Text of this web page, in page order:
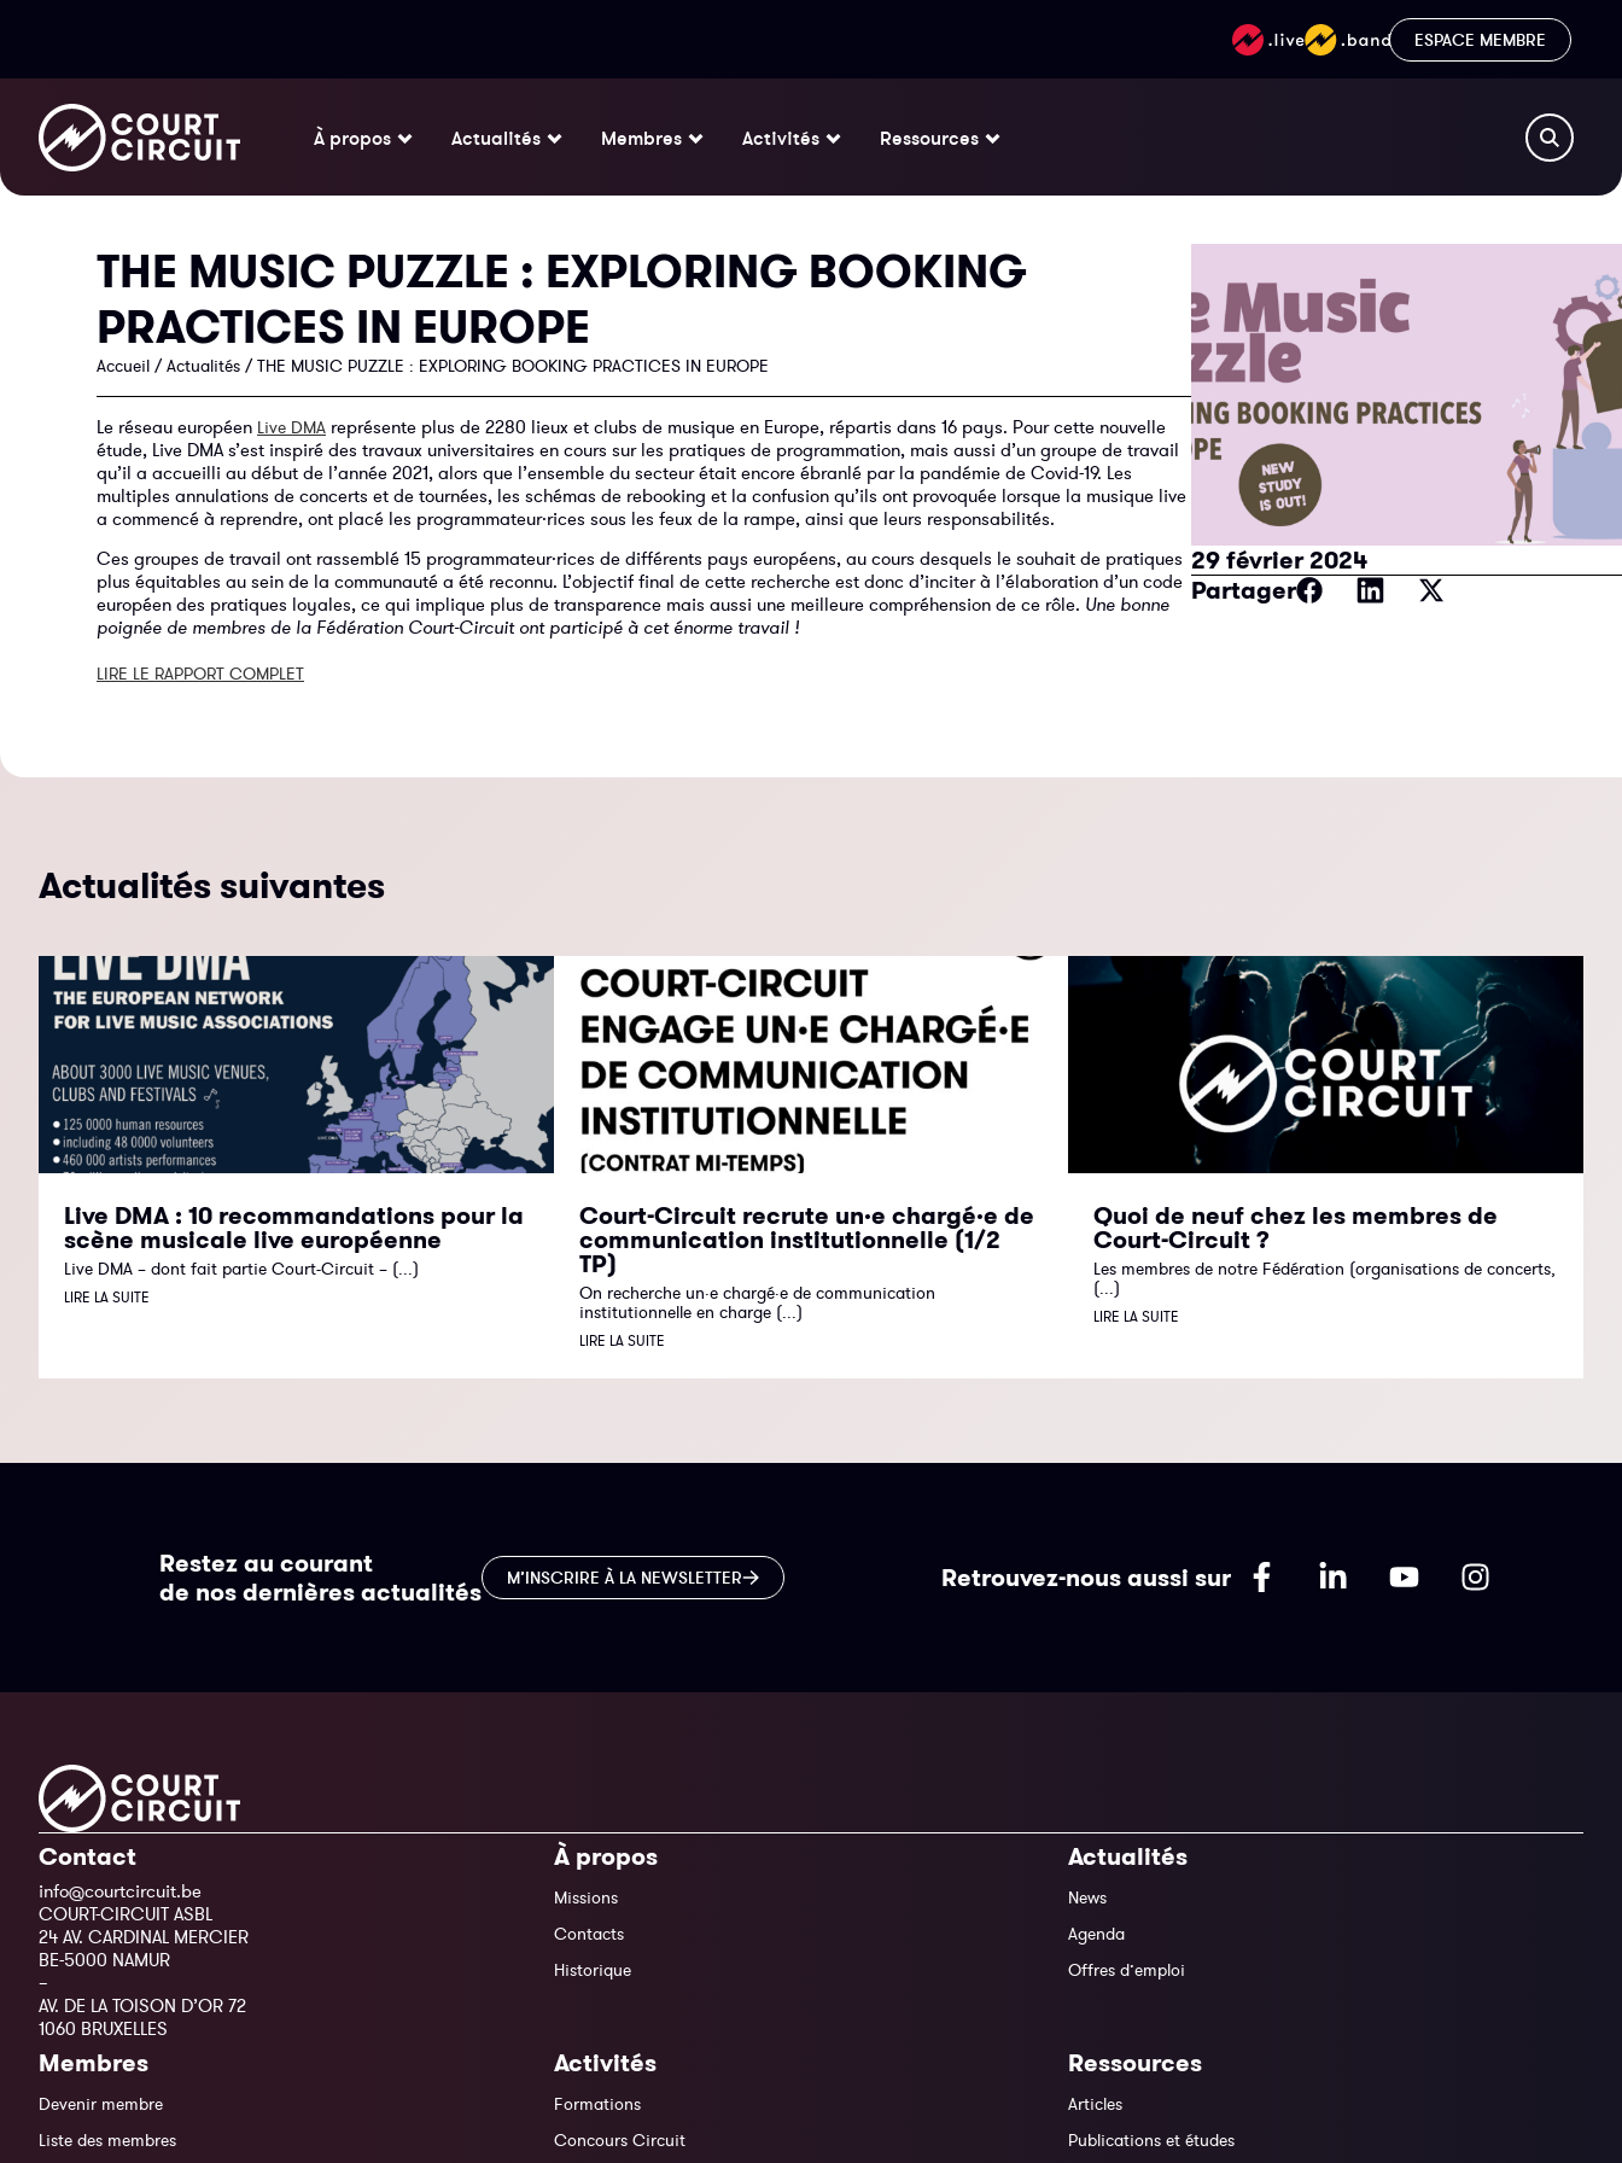
ESPACE MEMBRE
À propos Actualités Membres Activités Ressources
THE MUSIC PUZZLE : EXPLORING BOOKING
PRACTICES IN EUROPE
Accueil /Actualités /THE MUSIC PUZZLE : EXPLORING BOOKING PRACTICES IN EUROPE
Le réseau européen Live DMA représente plus de 2280 lieux et clubs de musique en Europe, répartis dans 16 pays. Pour cette nouvelle
étude, Live DMA s’est inspiré des travaux universitaires en cours sur les pratiques de programmation, mais aussi d’un groupe de travail
qu’il a accueilli au début de l’année 2021, alors que l’ensemble du secteur était encore ébranlé par la pandémie de Covid-19. Les
multiples annulations de concerts et de tournées, les schémas de rebooking et la confusion qu’ils ont provoquée lorsque la musique live
a commencé à reprendre, ont placé les programmateur·rices sous les feux de la rampe, ainsi que leurs responsabilités.
Ces groupes de travail ont rassemblé 15 programmateur·rices de différents pays européens, au cours desquels le souhait de pratiques
plus équitables au sein de la communauté a été reconnu. L’objectif final de cette recherche est donc d’inciter à l’élaboration d’un code
européen des pratiques loyales, ce qui implique plus de transparence mais aussi une meilleure compréhension de ce rôle. Une bonne
poignée de membres de la Fédération Court-Circuit ont participé à cet énorme travail !
LIRE LE RAPPORT COMPLET
29 février 2024
Partager
Actualités suivantes
Live DMA : 10 recommandations pour la
scène musicale live européenne
Live DMA – dont fait partie Court-Circuit – (...)
LIRE LA SUITE
Court-Circuit recrute un·e chargé·e de
communication institutionnelle (1/2
TP)
On recherche un·e chargé·e de communication
institutionnelle en charge (...)
LIRE LA SUITE
Quoi de neuf chez les membres de
Court-Circuit ?
Les membres de notre Fédération (organisations de concerts,
(...)
LIRE LA SUITE
Restez au courant
de nos dernières actualités
M’INSCRIRE À LA NEWSLETTER Retrouvez-nous aussi sur
Contact
info@courtcircuit.be
COURT-CIRCUIT ASBL
24 AV. CARDINAL MERCIER
BE-5000 NAMUR
–
AV. DE LA TOISON D’OR 72
1060 BRUXELLES
À propos
Missions
Contacts
Historique
Actualités
News
Agenda
Offres d’emploi
Membres
Devenir membre
Liste des membres
Activités
Formations
Concours Circuit
Ressources
Articles
Publications et études